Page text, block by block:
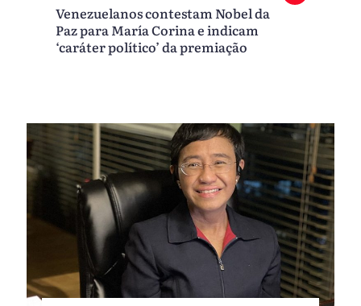
Venezuelanos contestam Nobel da
Paz para María Corina e indicam
‘caráter político’ da premiação